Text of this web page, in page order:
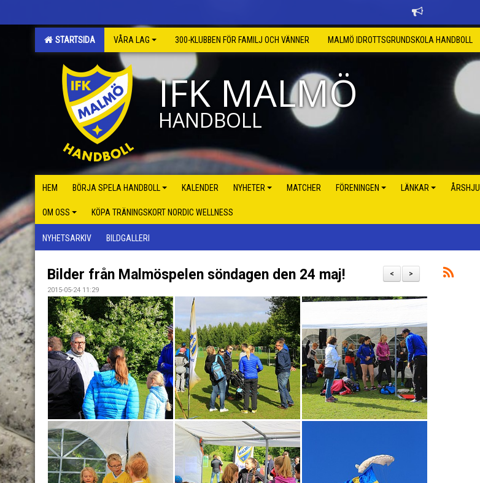
STARTSIDA VÅRA LAG 300-KLUBBEN FÖR FAMILJ OCH VÄNNER MALMÖ IDROTTSGRUNDSKOLA HANDBOLL
IFK MALMÖ
HANDBOLL
HEM BÖRJA SPELA HANDBOLL KALENDER NYHETER MATCHER FÖRENINGEN LÄNKAR ÅRSHJUL
OM OSS KÖPA TRÄNINGSKORT NORDIC WELLNESS
NYHETSARKIV BILDGALLERI
>
<
Bilder från Malmöspelen söndagen den 24 maj!
2015-05-24 11:29